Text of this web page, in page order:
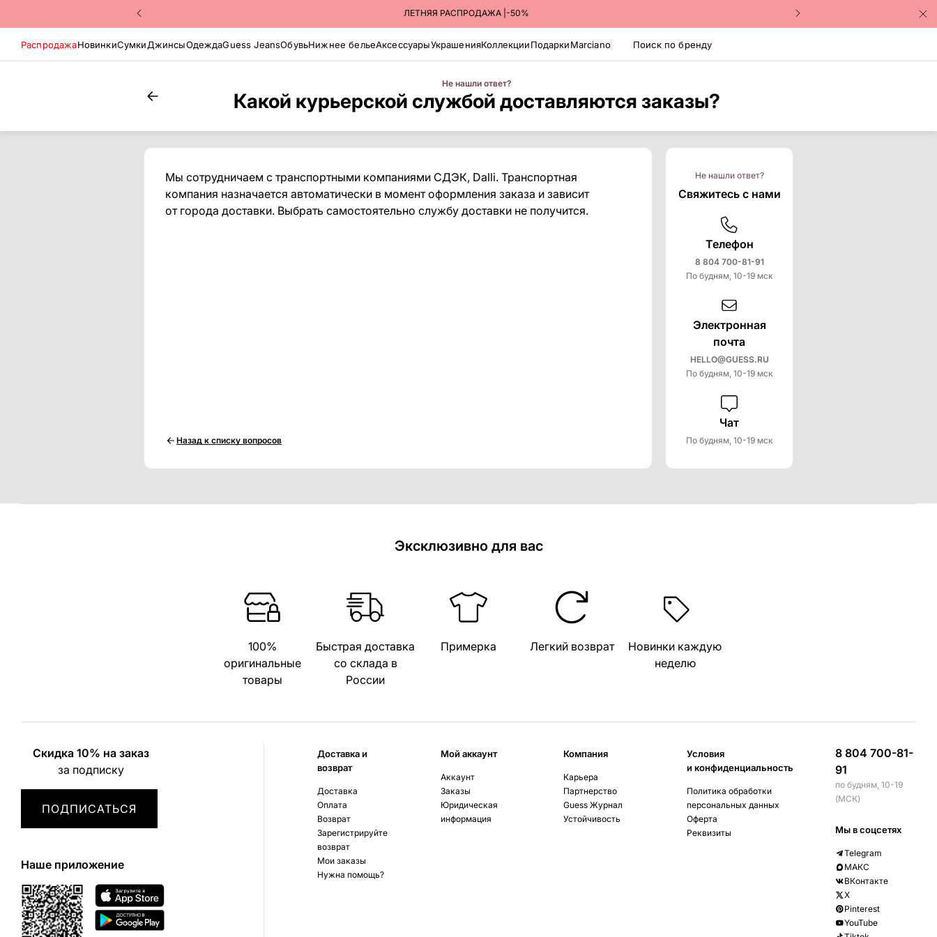
ЛЕТНЯЯ РАСПРОДАЖА |-50%
Поиск по бренду
РаспродажаНовинкиСумкиДжинсыОдеждаGuess JeansОбувьНижнее бельеАксессуарыУкрашенияКоллекцииПодаркиMarciano
Не нашли ответ?
Какой курьерской службой доставляются заказы?
Мы сотрудничаем с транспортными компаниями СДЭК, Dalli. Транспортная
компания назначается автоматически в момент оформления заказа и зависит
от города доставки. Выбрать самостоятельно службу доставки не получится.
Назад к списку вопросов
Не нашли ответ?
Свяжитесь с нами
Телефон
8 804 700-81-91
По будням, 10-19 мск
Электронная
почта
HELLO@GUESS.RU
По будням, 10-19 мск
Чат
По будням, 10-19 мск
Эксклюзивно для вас
100%
оригинальные
товары
Быстрая доставка
со склада в
России
Примерка Легкий возврат
Новинки каждую
неделю
Скидка 10% на заказ
за подписку
ПОДПИСАТЬСЯ
Наше приложение
Доставка и
возврат
Доставка
Оплата
Возврат
Зарегистрируйте
возврат
Мои заказы
Нужна помощь?
Мой аккаунт
Аккаунт
Заказы
Юридическая
информация
Компания
Карьера
Партнерство
Guess Журнал
Устойчивость
Условия
и конфиденциальность
Политика обработки
персональных данных
Оферта
Реквизиты
8 804 700-81-
91
по будням, 10-19
(МСК)
Мы в соцсетях
Telegram
МАКС
ВКонтакте
X
Pinterest
YouTube